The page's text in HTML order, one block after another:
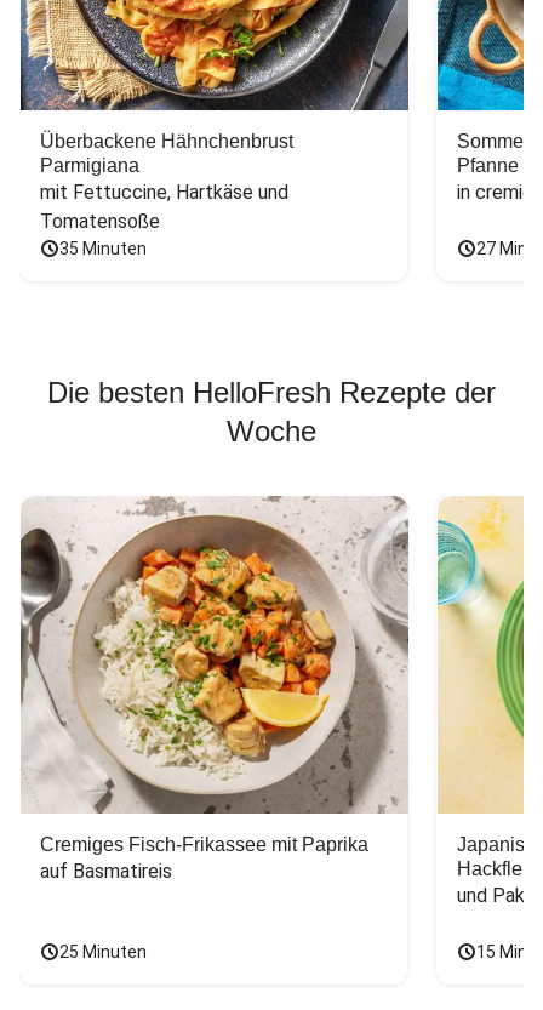
Überbackene Hähnchenbrust
Parmigiana
mit Fettuccine, Hartkäse und
Tomatensoße
35 Minuten
Pfanne
in
27
Die besten HelloFresh Rezepte der
Woche
Cremiges Fisch-Frikassee mit Paprika
auf Basmatireis
25 Minuten
und Pak
15